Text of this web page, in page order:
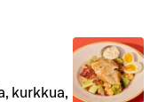
kurkkua,